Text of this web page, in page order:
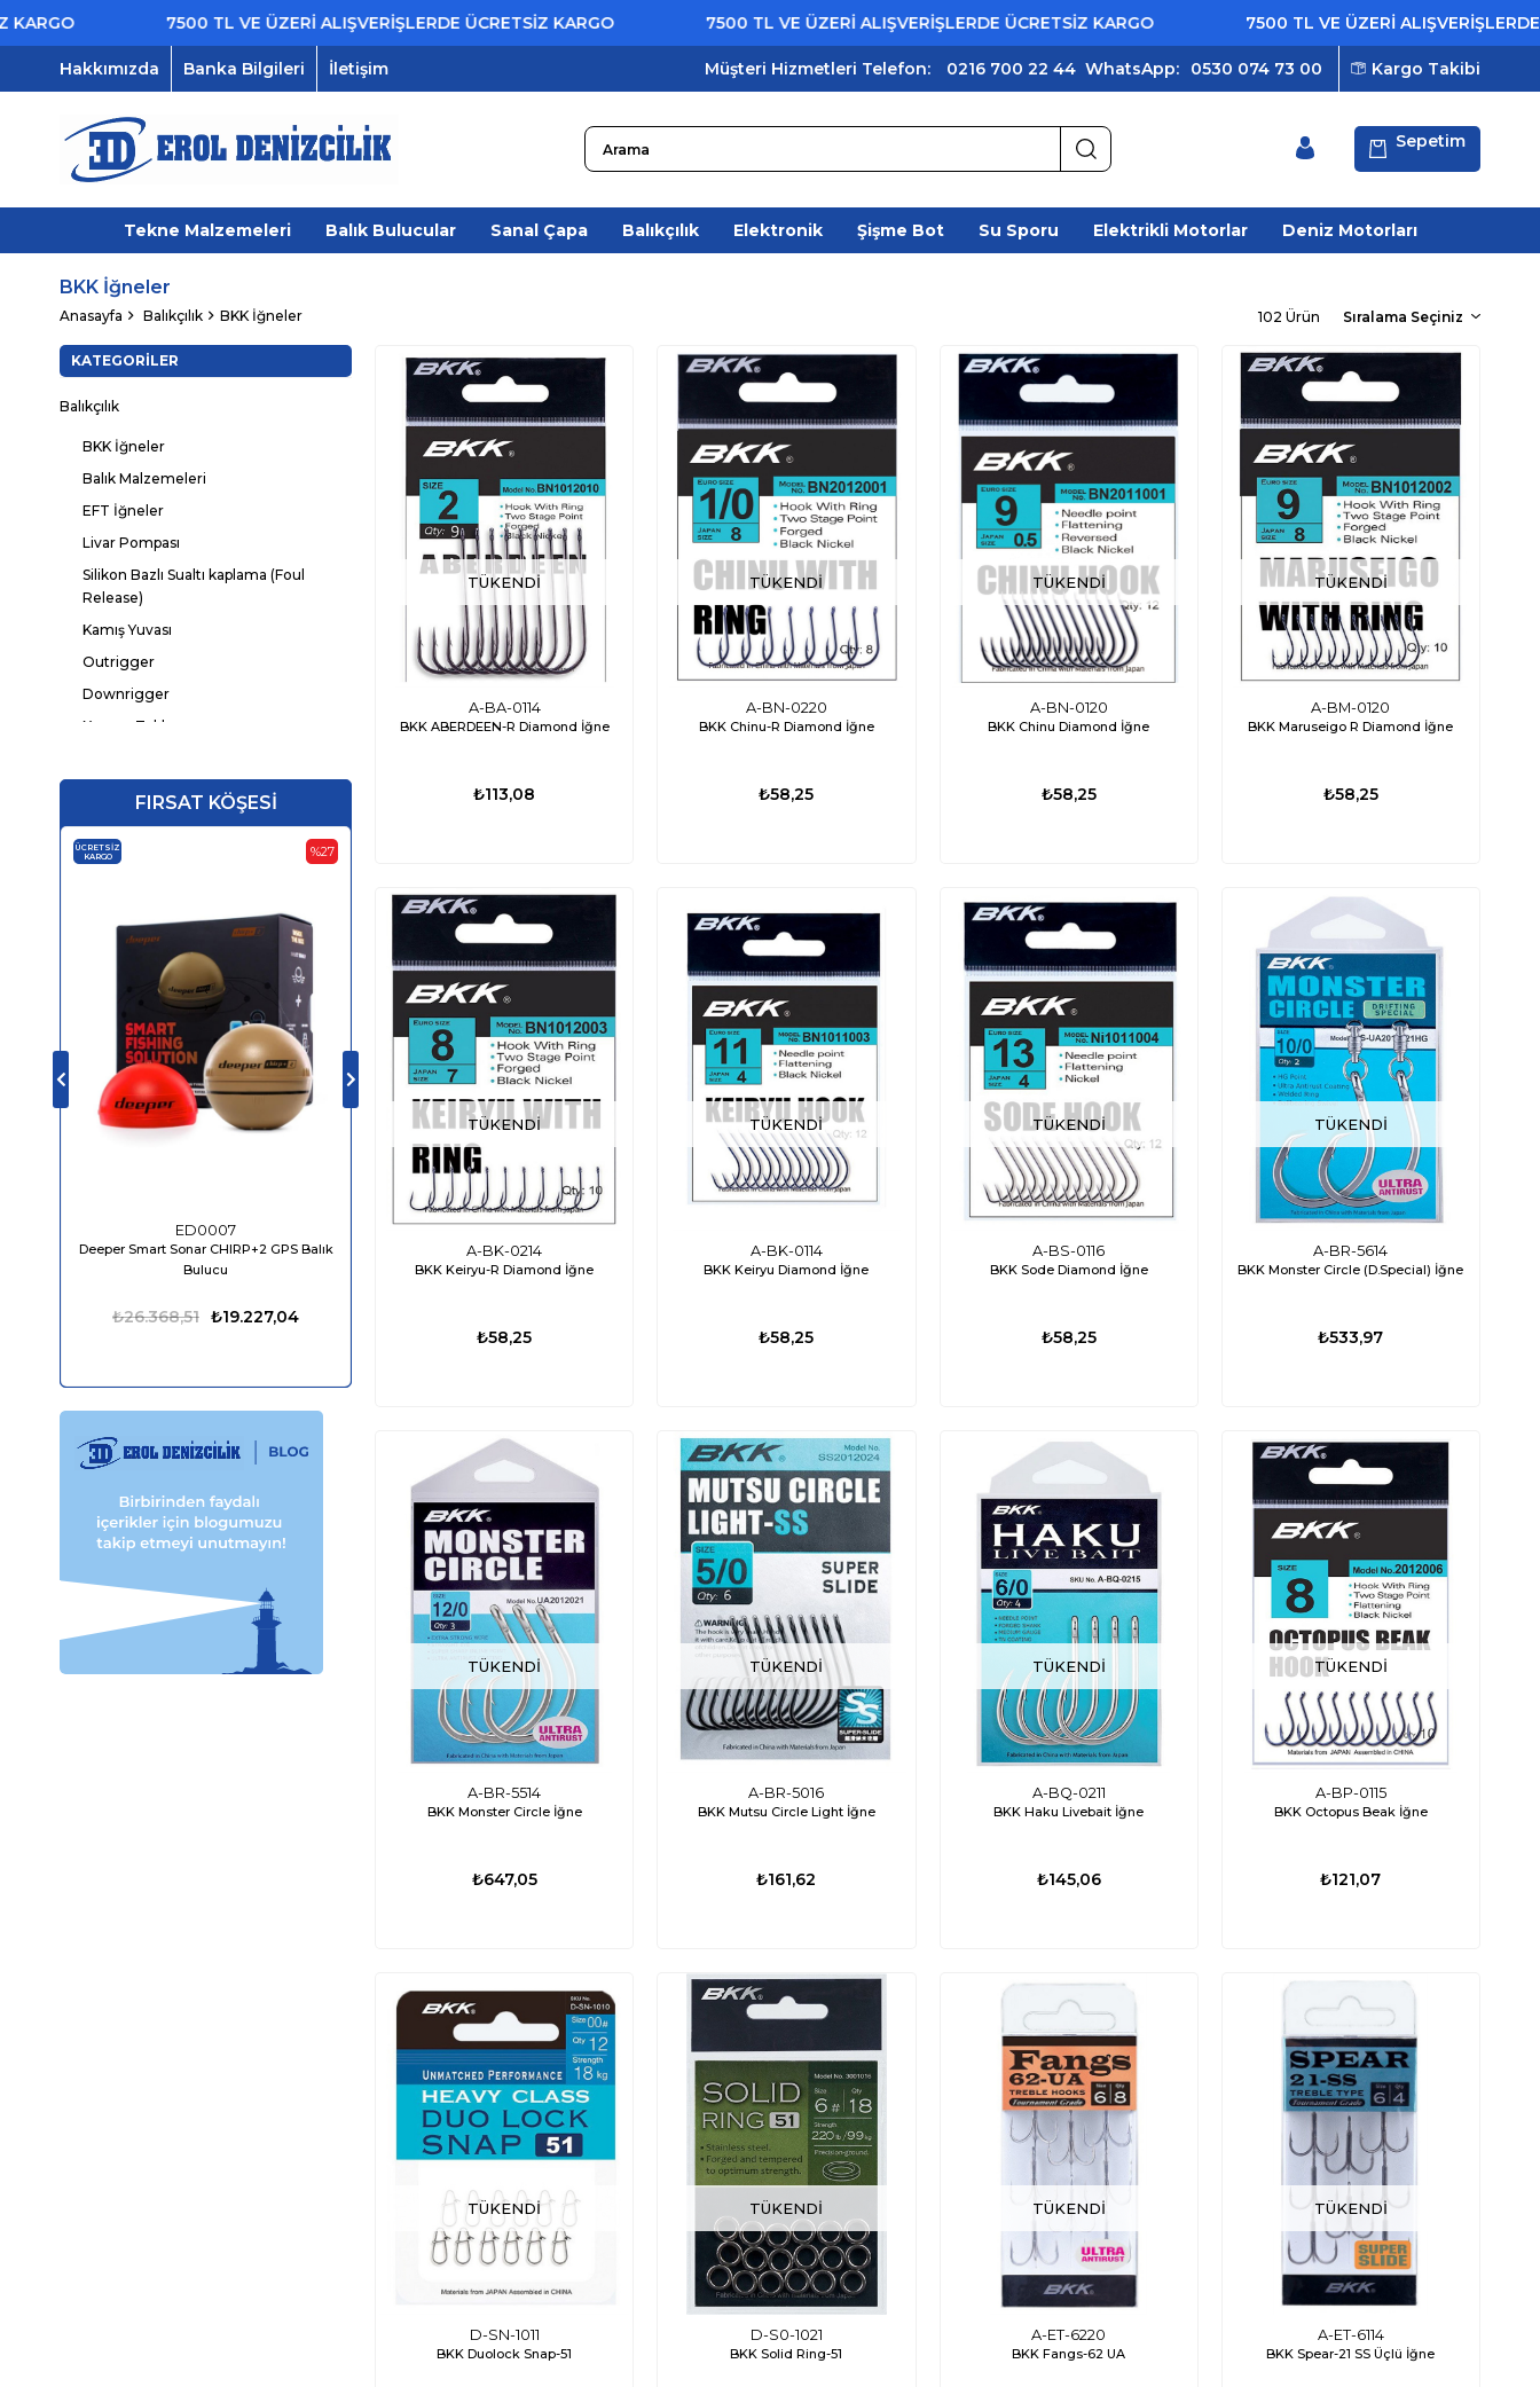
7500 TL VE ÜZERİ ALIŞVERİŞLERDE ÜCRETSİZ KARGO 7500 TL VE ÜZERİ ALIŞVERİŞLERDE ÜCRETSİZ KARGO 7500 TL VE ÜZERİ ALIŞVERİŞLERDE ÜCRETSİZ
Hakkımızda Banka Bilgileri İletişim Kargo Takibi
Müşteri Hizmetleri Telefon: 0216 700 22 44WhatsApp: 0530 074 73 00
Sepetim
Tekne Malzemeleri Balık Bulucular Sanal Çapa Balıkçılık Elektronik Şişme Bot Su Sporu Elektrikli Motorlar Deniz Motorları
BKK İğneler
Anasayfa Balıkçılık BKK İğneler 102 Ürün
KATEGORILER
Balıkçılık
BKK İğneler
Balık Malzemeleri
EFT İğneler
Livar Pompası
Silikon Bazlı Sualtı kaplama (Foul
Release)
Kamış Yuvası
Outrigger
Downrigger
Kesme Tablası
FIRSAT KÖŞESİ
‹
›
ED0007
Deeper Smart Sonar CHIRP+2 GPS Balık
Bulucu
₺19.227,04
₺26.368,51
%27
ÜCRETSIZ
KARGO
ED0401
Bluefin LED Piranha P3 Su Altı Lambası
1610 Lümen-Beyaz
Labarka Uzaktan Kumandalı LED
Projektör 12/24V 60W Beyaz (Flaş/SOS)
Attwood Tsunami Mk2 Livar Pompası 800
GPH 12V
TÜKENDI
Lowrance Eagle 4X Balık Bulucu Türkçe
Menü
TÜKENDI
A-BA-0114
BKK ABERDEEN-R Diamond İğne
₺113,08
TÜKENDI
A-BN-0220
BKK Chinu-R Diamond İğne
₺58,25
TÜKENDI
A-BN-0120
BKK Chinu Diamond İğne
₺58,25
TÜKENDI
A-BM-0120
BKK Maruseigo R Diamond İğne
₺58,25
TÜKENDI
A-BK-0214
BKK Keiryu-R Diamond İğne
₺58,25
TÜKENDI
A-BK-0114
BKK Keiryu Diamond İğne
₺58,25
TÜKENDI
A-BS-0116
BKK Sode Diamond İğne
₺58,25
TÜKENDI
A-BR-5614
BKK Monster Circle (D.Special) İğne
₺533,97
TÜKENDI
A-BR-5514
BKK Monster Circle İğne
₺647,05
TÜKENDI
A-BR-5016
BKK Mutsu Circle Light İğne
₺161,62
TÜKENDI
A-BQ-0211
BKK Haku Livebait İğne
₺145,06
TÜKENDI
A-BP-0115
BKK Octopus Beak İğne
₺121,07
TÜKENDI
D-SN-1011
BKK Duolock Snap-51
TÜKENDI
D-S0-1021
BKK Solid Ring-51
TÜKENDI
A-ET-6220
BKK Fangs-62 UA
TÜKENDI
A-ET-6114
BKK Spear-21 SS Üçlü İğne